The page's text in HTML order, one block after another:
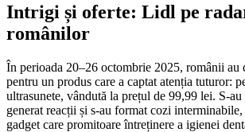
Intrigi și oferte: Lidl pe
românilor
În perioada 20–26 octombrie 2025, românii au
pentru un produs care a captat atenția tuturor:
ultrasunete, vândută la prețul de 99,99 lei. S-au
generat reacții și s-au format cozi
gadget care promitoare întreținere a igienei